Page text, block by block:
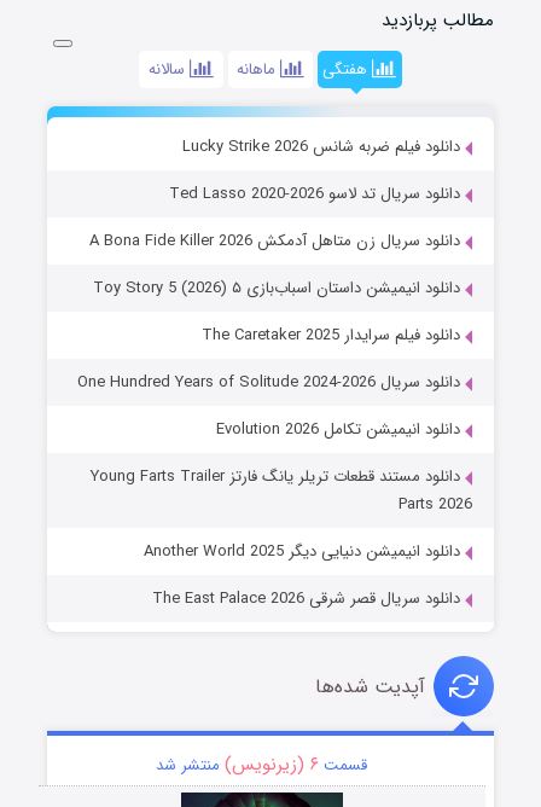
مطالب پربازدید
هفتگی ماهانه سالانه
دانلود فیلم ضربه شانس Lucky Strike 2026
دانلود سریال تد لاسو Ted Lasso 2020-2026
دانلود سریال زن متاهل آدمکش A Bona Fide Killer 2026
دانلود انیمیشن داستان اسباب‌بازی ۵ Toy Story 5 (2026)
دانلود فیلم سرایدار The Caretaker 2025
دانلود سریال One Hundred Years of Solitude 2024-2026
دانلود انیمیشن تکامل Evolution 2026
دانلود مستند قطعات تریلر یانگ فارتز Young Farts Trailer
Parts 2026
دانلود انیمیشن دنیایی دیگر Another World 2025
دانلود سریال قصر شرقی The East Palace 2026
آپدیت شده‌ها
قسمت ۶ (زیرنویس) منتشر شد